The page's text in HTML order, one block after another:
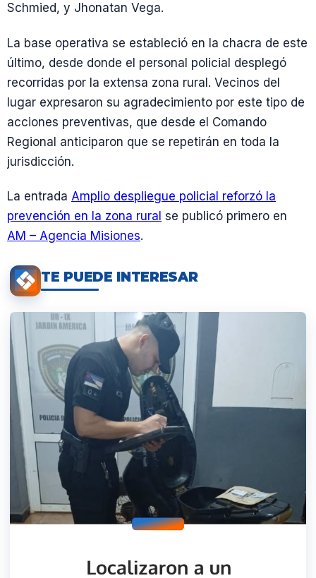
Schmied, y Jhonatan Vega.
La base operativa se estableció en la chacra de este
último, desde donde el personal policial desplegó
recorridas por la extensa zona rural. Vecinos del
lugar expresaron su agradecimiento por este tipo de
acciones preventivas, que desde el Comando
Regional anticiparon que se repetirán en toda la
jurisdicción.
La entrada Amplio despliegue policial reforzó la
prevención en la zona rural se publicó primero en
AM – Agencia Misiones.
TE PUEDE INTERESAR